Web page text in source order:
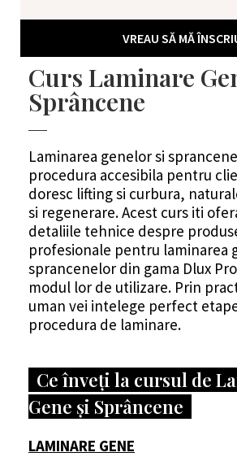
Curs Laminare
Sprâncene
Laminarea genelor si
procedura accesibila pentru
doresc lifting si curbura,
si regenerare. Acest curs iti
detaliile tehnice despre
profesionale pentru laminarea
sprancenelor din gama Dlux
modul lor de utilizare. Prin
uman vei intelege perfect
procedura de laminare.
Ce înveți la cursul de
Gene și Sprâncene
LAMINARE GENE
VREAU SĂ MĂ